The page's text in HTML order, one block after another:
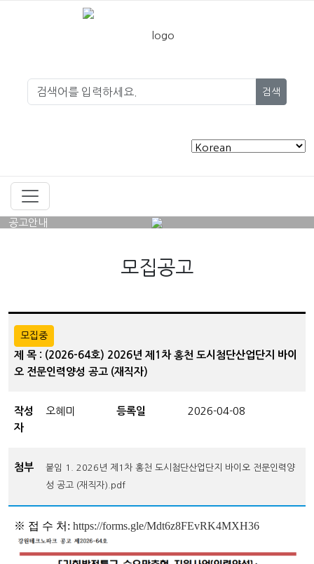
검색
공고안내
모집공고
모집중
제 목 : (2026-64호) 2026년 제1차 홍천 도시첨단산업단지 바이
오 전문인력양성 공고 (재직자)
작성
자
오혜미 등록일 2026-04-08
첨부
붙임 1. 2026년 제1차 홍천 도시첨단산업단지 바이오 전문인력양
성 공고 (재직자).pdf
※ 접 수 처: https://forms.gle/Mdt6z8FEvRK4MXH36